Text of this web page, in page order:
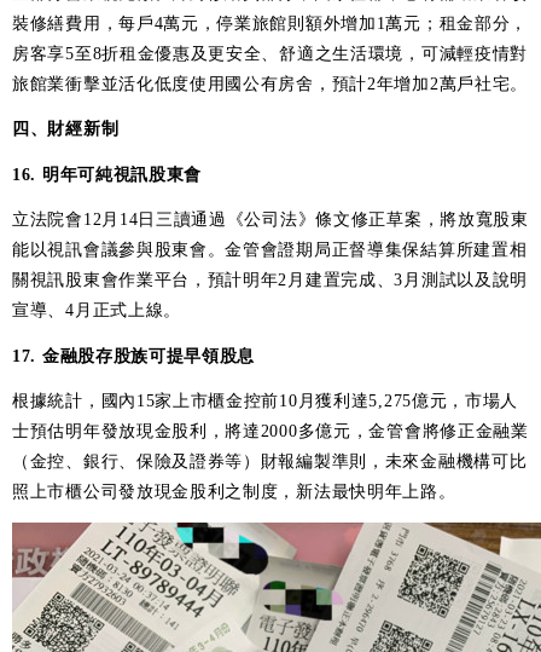
裝修繕費用，每戶4萬元，停業旅館則額外增加1萬元；租金部分，
房客享5至8折租金優惠及更安全、舒適之生活環境，可減輕疫情對
旅館業衝擊並活化低度使用國公有房舍，預計2年增加2萬戶社宅。
四、財經新制
16. 明年可純視訊股東會
立法院會12月14日三讀通過《公司法》條文修正草案，將放寬股東
能以視訊會議參與股東會。金管會證期局正督導集保結算所建置相
關視訊股東會作業平台，預計明年2月建置完成、3月測試以及說明
宣導、4月正式上線。
17. 金融股存股族可提早領股息
根據統計，國內15家上市櫃金控前10月獲利達5,275億元，市場人
士預估明年發放現金股利，將達2000多億元，金管會將修正金融業
（金控、銀行、保險及證券等）財報編製準則，未來金融機構可比
照上市櫃公司發放現金股利之制度，新法最快明年上路。